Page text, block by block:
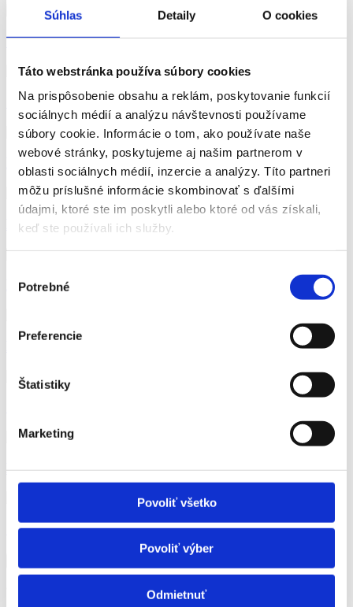
Súhlas Detaily O cookies
Táto webstránka používa súbory cookies
Na prispôsobenie obsahu a reklám, poskytovanie funkcií
sociálnych médií a analýzu návštevnosti používame
súbory cookie. Informácie o tom, ako používate naše
webové stránky, poskytujeme aj našim partnerom v
oblasti sociálnych médií, inzercie a analýzy. Títo partneri
môžu príslušné informácie skombinovať s ďalšími
údajmi, ktoré ste im poskytli alebo ktoré od vás získali,
keď ste používali ich služby.
súhlasu
Potrebné
Preferencie
Štatistiky
Marketing
Povoliť všetko
Povoliť výber
Odmietnuť
Obec Málinec
Charita sv. Alžbety n. o.
Mesto Banská Bystrica
Mesto Lučenec
Mesto Rimavská Sobota
Mesto Žiar nad Hronom
Mesto Trebišov
Obec Slavošovce